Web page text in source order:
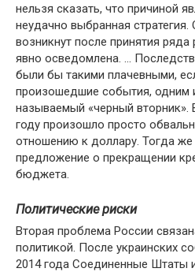
нельзя сказать, что причиной
неудачно выбранная
возникнут после принятия
явно осведомлена. …
были бы такими плачевными,
произошедшие события, одним
называемый «черный вторник».
году произошло просто
отношению к доллару. Тогда
предложение о прекращении
бюджета.
Политические риски
Вторая проблема России
политикой. После украинских
2014 года Соединенные Штаты